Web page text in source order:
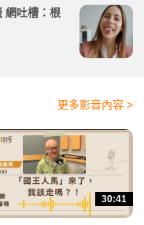
網吐槽：根
更多影音內容 >
30:41